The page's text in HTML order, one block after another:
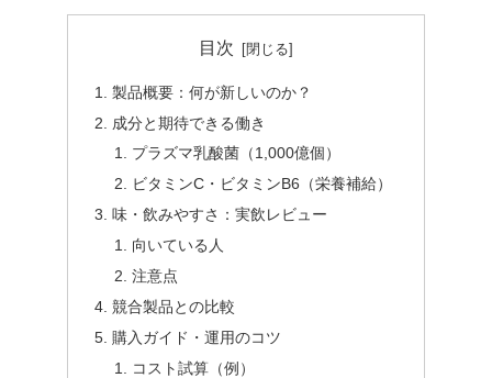
目次
製品概要：何が新しいのか？
成分と期待できる働き
プラズマ乳酸菌（1,000億個）
ビタミンC・ビタミンB6（栄養補給）
味・飲みやすさ：実飲レビュー
向いている人
注意点
競合製品との比較
購入ガイド・運用のコツ
コスト試算（例）